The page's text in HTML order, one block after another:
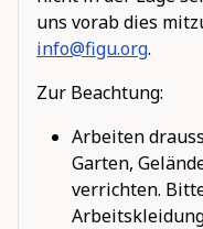
uns vorab dies
info@figu.org.
Zur Beachtung:
Arbeiten
Garten,
verrichten.